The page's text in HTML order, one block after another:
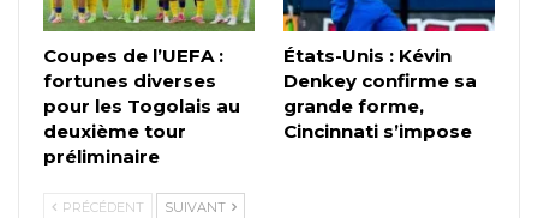
Coupes de l’UEFA :
fortunes diverses
pour les Togolais au
deuxième tour
préliminaire
États-Unis : Kévin
Denkey confirme sa
grande forme,
Cincinnati s’impose
PRÉCÉDENT SUIVANT